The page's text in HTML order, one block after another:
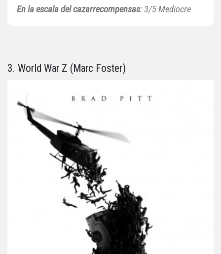
En la escala del cazarrecompensas: 3/5 Mediocre
3. World War Z (Marc Foster)